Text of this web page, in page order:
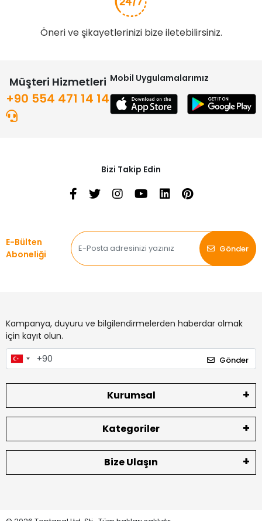
Öneri ve şikayetlerinizi bize iletebilirsiniz.
Müşteri Hizmetleri
+90 554 471 14 14
Mobil Uygulamalarımız
Bizi Takip Edin
E-Bülten
Aboneliği
Gönder
Kampanya, duyuru ve bilgilendirmelerden haberdar olmak
için kayıt olun.
Gönder
Kurumsal
Kategoriler
Bize Ulaşın